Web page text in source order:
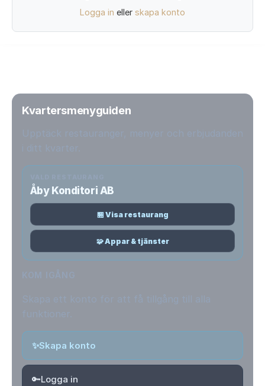
Logga in eller skapa konto
Kvartersmenyguiden
Åby Konditori AB
🏪 Visa restaurang
🧩 Appar & tjänster
✨Skapa konto
🔑Logga in